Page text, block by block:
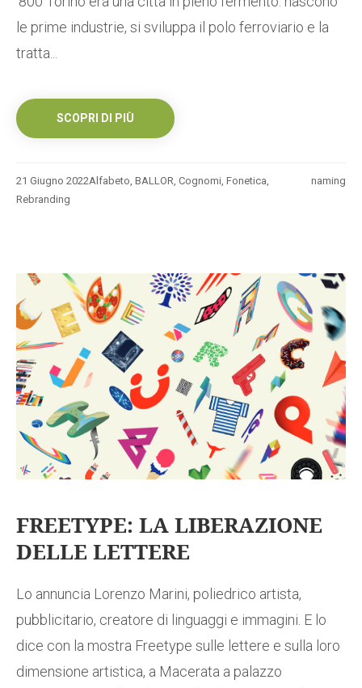
le prime industrie, si sviluppa il polo ferroviario e la
tratta...
SCOPRI DI PIÙ
21 Giugno 2022 naming
Alfabeto, BALLOR, Cognomi, Fonetica,
Rebranding
FREETYPE: LA LIBERAZIONE
DELLE LETTERE
Lo annuncia Lorenzo Marini, poliedrico artista,
pubblicitario, creatore di linguaggi e immagini. E lo
dice con la mostra Freetype sulle lettere e sulla loro
dimensione artistica, a Macerata a palazzo